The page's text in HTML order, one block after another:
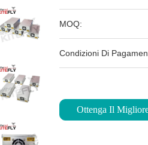
MOQ:
Condizioni Di
Ottenga Il